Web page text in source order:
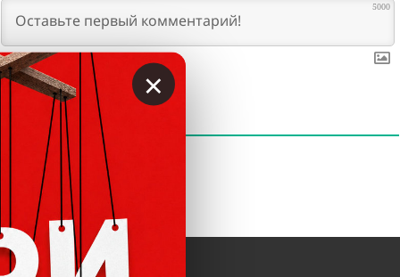
5000
КОММЕНТАРИИ
×